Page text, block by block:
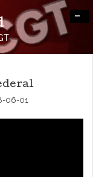
-
06-01